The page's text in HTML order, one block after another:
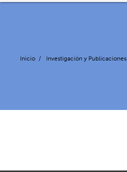
Inicio / Investigación y Publicaciones